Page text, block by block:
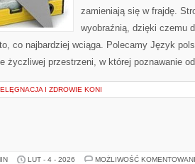
zamieniają się w frajdę.
wyobraźnią, dzięki czemu
co najbardziej wciąga. Polecamy Język
życzliwej przestrzeni, w której poznawanie
I ZDROWIE KONI
LUT - 4 - 2026 MOŻLIWOŚĆ